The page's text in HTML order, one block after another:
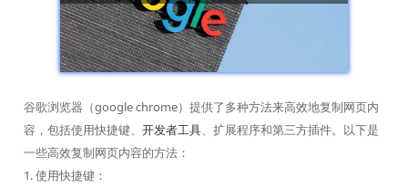
谷歌浏览器（google chrome）提供了多种方法来高效地复制网页内
容，包括使用快捷键、 开发者工具、扩展程序和第三方插件。以下是
一些高效复制网页内容的方法：
1. 使用快捷键：